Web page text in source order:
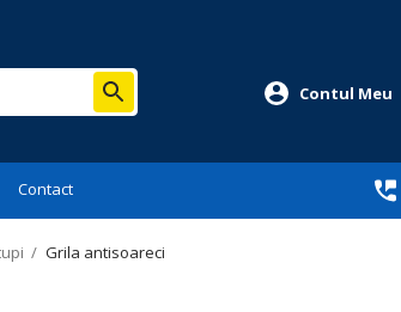
Contact
/ Grila antisoareci